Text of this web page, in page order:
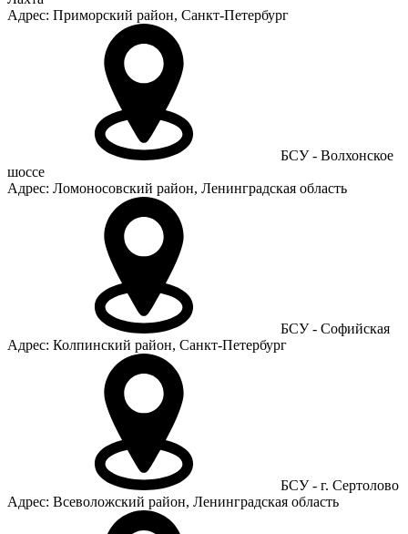
Адрес: Приморский район, Санкт-Петербург
БСУ - Волхонское
шоссе
Адрес: Ломоносовский район, Ленинградская область
БСУ - Софийская
Адрес: Колпинский район, Санкт-Петербург
БСУ - г. Сертолово
Адрес: Всеволожский район, Ленинградская область